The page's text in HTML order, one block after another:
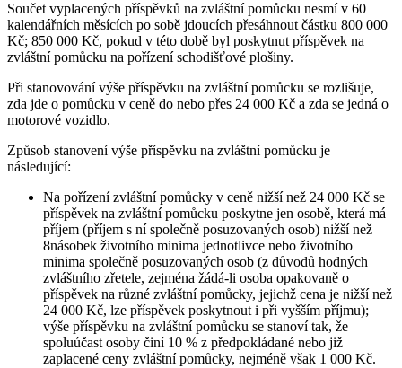
Součet vyplacených příspěvků na zvláštní pomůcku nesmí v 60
kalendářních měsících po sobě jdoucích přesáhnout částku 800 000
Kč; 850 000 Kč, pokud v této době byl poskytnut příspěvek na
zvláštní pomůcku na pořízení schodišťové plošiny.
Při stanovování výše příspěvku na zvláštní pomůcku se rozlišuje,
zda jde o pomůcku v ceně do nebo přes 24 000 Kč a zda se jedná o
motorové vozidlo.
Způsob stanovení výše příspěvku na zvláštní pomůcku je
následující:
Na pořízení zvláštní pomůcky v ceně nižší než 24 000 Kč se
příspěvek na zvláštní pomůcku poskytne jen osobě, která má
příjem (příjem s ní společně posuzovaných osob) nižší než
8násobek životního minima jednotlivce nebo životního
minima společně posuzovaných osob (z důvodů hodných
zvláštního zřetele, zejména žádá-li osoba opakovaně o
příspěvek na různé zvláštní pomůcky, jejichž cena je nižší než
24 000 Kč, lze příspěvek poskytnout i při vyšším příjmu);
výše příspěvku na zvláštní pomůcku se stanoví tak, že
spoluúčast osoby činí 10 % z předpokládané nebo již
zaplacené ceny zvláštní pomůcky, nejméně však 1 000 Kč.